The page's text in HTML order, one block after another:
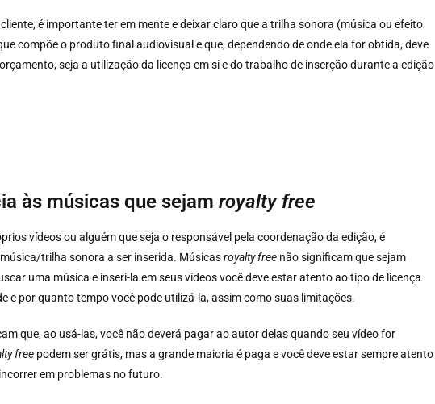
é importante ter em mente e deixar claro que a trilha sonora (música ou efeito
compõe o produto final audiovisual e que, dependendo de onde ela for obtida, deve
seja a utilização da licença em si e do trabalho de inserção durante a edição
às músicas que sejam royalty free
vídeos ou alguém que seja o responsável pela coordenação da edição, é
trilha sonora a ser inserida. Músicasroyalty free não significam que sejam
uma música e inseri-la em seus vídeos você deve estar atento ao tipo de licença
e por quanto tempo você pode utilizá-la, assim como suas limitações.
que, ao usá-las, você não deverá pagar ao autor delas quando seu vídeo for
free podem ser grátis, mas a grande maioria é paga e você deve estar sempre atento
em problemas no futuro.